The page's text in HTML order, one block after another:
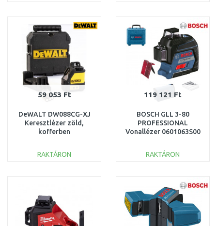
Összehasonlítás Összehasonlítás
59 053 Ft
DeWALT DW088CG-XJ
Keresztlézer zöld,
kofferben
RAKTÁRON
119 121 Ft
BOSCH GLL 3-80
PROFESSIONAL
Vonallézer 0601063S00
RAKTÁRON
Összehasonlítás